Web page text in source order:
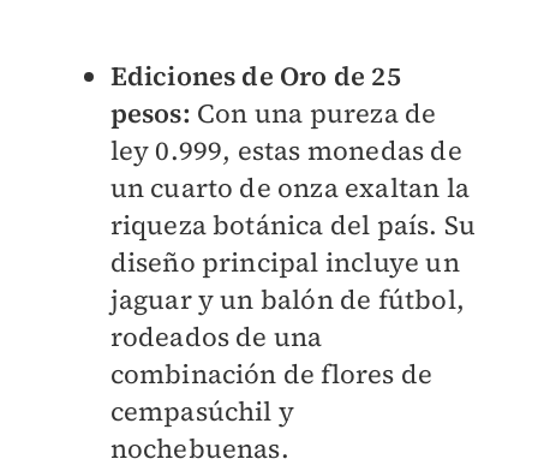
Ediciones de Oro de 25
pesos: Con una pureza de
ley 0.999, estas monedas de
un cuarto de onza exaltan la
riqueza botánica del país. Su
diseño principal incluye un
jaguar y un balón de fútbol,
rodeados de una
combinación de flores de
cempasúchil y
nochebuenas.